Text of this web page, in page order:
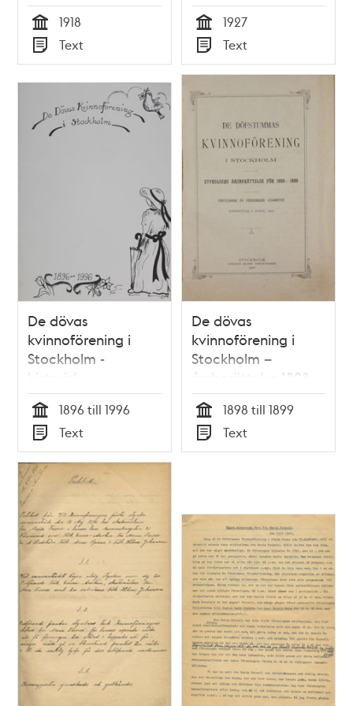
Tid
1918
Typ
Text Tid
1927
Typ
Text
De dövas
kvinnoförening i
Stockholm -
historisk
sammanställning till
100 års jubileum
1996
Tid
1896 till 1996
Typ
Text
De dövas
kvinnoförening i
Stockholm –
årsberättelse 1898 -
1899
Tid
1898 till 1899
Typ
Text